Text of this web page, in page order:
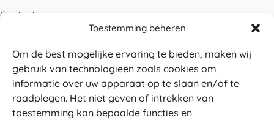
Toestemming beheren
Om de best mogelijke ervaring te bieden, maken wij
gebruik van technologieën zoals cookies om
informatie over uw apparaat op te slaan en/of te
raadplegen. Het niet geven of intrekken van
toestemming kan bepaalde functies en
Contact
Betalen
Levering
Retouren